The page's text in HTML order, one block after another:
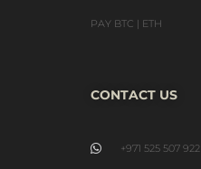
PAY BTC | ETH
CONTACT US
+971 525 507 922